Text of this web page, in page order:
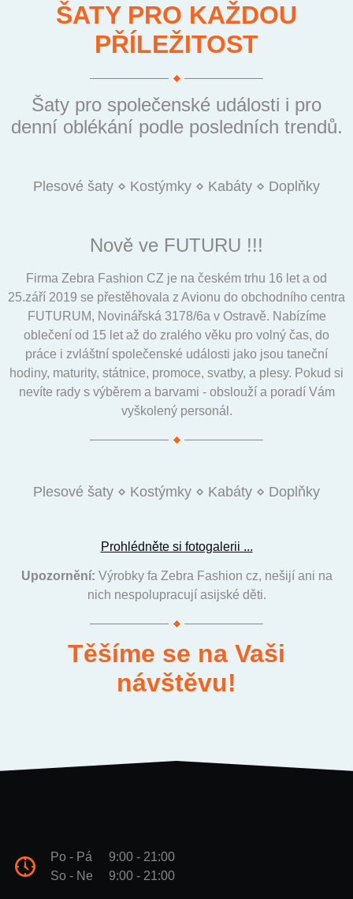
ŠATY PRO KAŽDOU
PŘÍLEŽITOST
Šaty pro společenské události i pro
denní oblékání podle posledních trendů.
Nově ve FUTURU !!!
Firma Zebra Fashion CZ je na českém trhu 16 let a od
25.září 2019 se přestěhovala z Avionu do obchodního centra
FUTURUM, Novinářská 3178/6a v Ostravě. Nabízíme
oblečení od 15 let až do zralého věku pro volný čas, do
práce i zvláštní společenské události jako jsou taneční
hodiny, maturity, státnice, promoce, svatby, a plesy. Pokud si
nevíte rady s výběrem a barvami - obslouží a poradí Vám
vyškolený personál.
Prohlédněte si fotogalerii ...
Upozornění: Výrobky fa Zebra Fashion cz, nešijí ani na
nich nespolupracují asijské děti.
Těšíme se na Vaši
návštěvu!
Po - Pá
9:00 - 21:00
So - Ne
9:00 - 21:00